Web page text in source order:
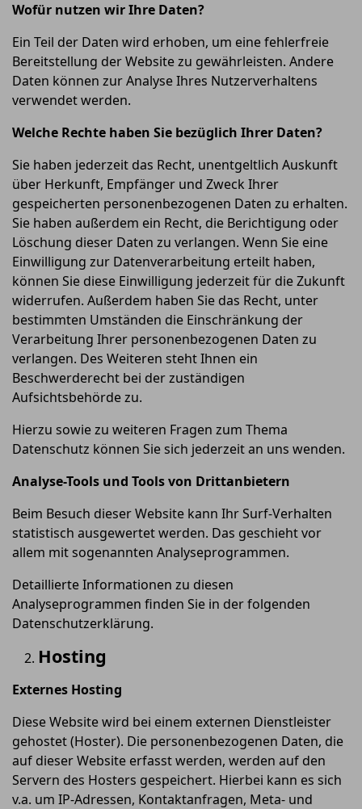
Wofür nutzen wir Ihre Daten?
Ein Teil der Daten wird erhoben, um eine fehlerfreie
Bereitstellung der Website zu gewährleisten. Andere
Daten können zur Analyse Ihres Nutzerverhaltens
verwendet werden.
Welche Rechte haben Sie bezüglich Ihrer Daten?
Sie haben jederzeit das Recht, unentgeltlich Auskunft
über Herkunft, Empfänger und Zweck Ihrer
gespeicherten personenbezogenen Daten zu erhalten.
Sie haben außerdem ein Recht, die Berichtigung oder
Löschung dieser Daten zu verlangen. Wenn Sie eine
Einwilligung zur Datenverarbeitung erteilt haben,
können Sie diese Einwilligung jederzeit für die Zukunft
widerrufen. Außerdem haben Sie das Recht, unter
bestimmten Umständen die Einschränkung der
Verarbeitung Ihrer personenbezogenen Daten zu
verlangen. Des Weiteren steht Ihnen ein
Beschwerderecht bei der zuständigen
Aufsichtsbehörde zu.
Hierzu sowie zu weiteren Fragen zum Thema
Datenschutz können Sie sich jederzeit an uns wenden.
Analyse-Tools und Tools von Drittanbietern
Beim Besuch dieser Website kann Ihr Surf-Verhalten
statistisch ausgewertet werden. Das geschieht vor
allem mit sogenannten Analyseprogrammen.
Detaillierte Informationen zu diesen
Analyseprogrammen finden Sie in der folgenden
Datenschutzerklärung.
Hosting
Externes Hosting
Diese Website wird bei einem externen Dienstleister
gehostet (Hoster). Die personenbezogenen Daten, die
auf dieser Website erfasst werden, werden auf den
Servern des Hosters gespeichert. Hierbei kann es sich
v.a. um IP-Adressen, Kontaktanfragen, Meta- und